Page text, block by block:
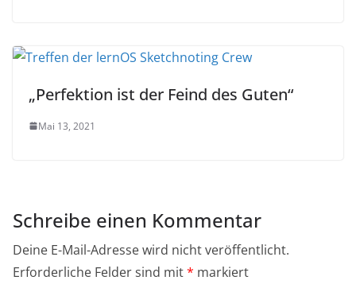
„Perfektion ist der Feind des Guten“
Mai 13, 2021
Schreibe einen Kommentar
Deine E-Mail-Adresse wird nicht veröffentlicht.
Erforderliche Felder sind mit* markiert